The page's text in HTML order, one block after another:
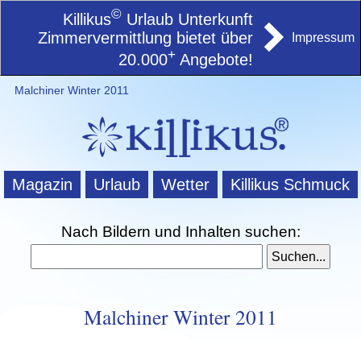
Killikus© Urlaub Unterkunft
Zimmervermittlung bietet über
20.000+ Angebote!
Impressum
Malchiner Winter 2011
Magazin Urlaub Wetter Killikus Schmuck
Nach Bildern und Inhalten suchen:
Malchiner Winter 2011